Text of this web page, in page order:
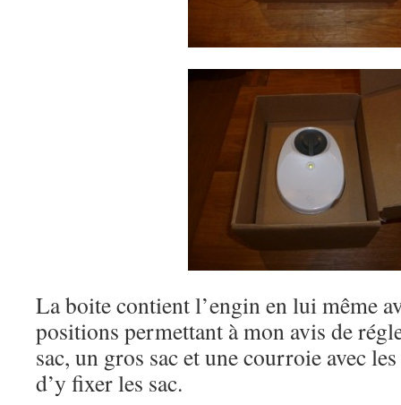
La boite contient l’engin en lui même
positions permettant à mon avis de
sac, un gros sac et une courroie avec
d’y fixer les sac.